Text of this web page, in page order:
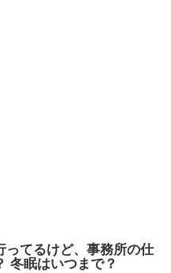
ってるけど、事務所の仕
冬眠はいつまで？